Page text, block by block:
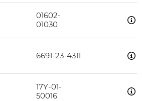
01602-
01030
6691-23-4311
17Y-01-
50016